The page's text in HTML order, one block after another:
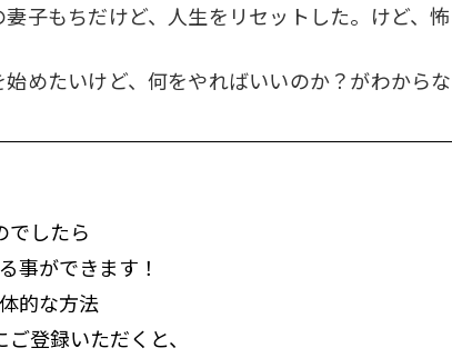
妻子もちだけど、人生をリセットした。けど、
始めたいけど、何をやればいいのか？がわから
でしたら
事ができます！
的な方法
登録いただくと、